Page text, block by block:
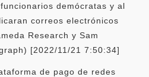
demócratas y al
correos electrónicos
Research y Sam
[2022/11/21 7:50:34]
de pago de redes